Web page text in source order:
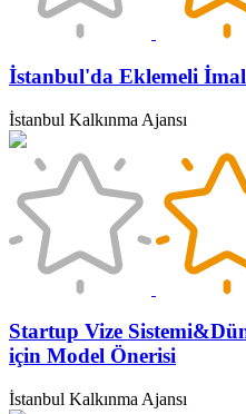
İstanbul'da Eklemeli
İstanbul Kalkınma Ajansı
Startup Vize
için Model Önerisi
İstanbul Kalkınma Ajansı